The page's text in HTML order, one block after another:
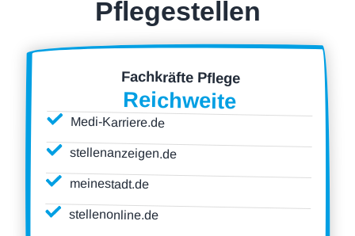
Pflegestellen
Fachkräfte Pflege
Reichweite
Medi-Karriere.de
stellenanzeigen.de
meinestadt.de
stellenonline.de